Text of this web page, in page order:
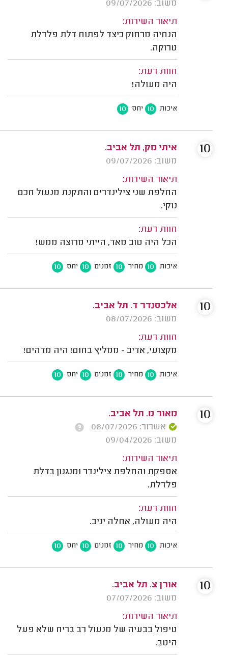
משוב: 09/07/2026
תיאור השירות:
הנחיה מרחוק כיצד לפתוח דלת פלדלת
טרוקה.
חוות דעת:
היה מעולה!
איכות 10 יחס 10
איתי מק, תל אביב.
משוב: 09/07/2026
תיאור השירות:
החלפת שני צילינדרים והתקנת מנעול חכם
נוקי.
חוות דעת:
הכל היה טוב מאד, הייתי מרוצה ממש!
איכות 10 מחיר 10 זמנים 10 יחס 10
10
אלכסנדר ד. תל אביב.
משוב: 08/07/2026
חוות דעת:
מקצועי, אדיב - ממליץ בחום! היה מדהים!
איכות 10 מחיר 10 זמנים 10 יחס 10
10
מאור מ. תל אביב.
אשרור: 08/07/2026
משוב: 09/04/2026
תיאור השירות:
אספקת והחלפת צילינדר ומנגנון בדלת
פלדלת.
חוות דעת:
היה מעולה, אחלה יניב.
איכות 10 מחיר 10 זמנים 10 יחס 10
10
אורן צ. תל אביב.
משוב: 07/07/2026
תיאור השירות:
טיפול בבעיה של מנעול רב בריח שלא פעל
היטב.
10